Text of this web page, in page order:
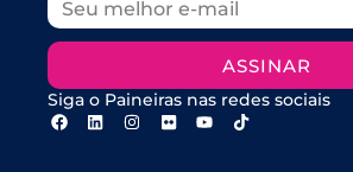
ASSINAR
Siga o Paineiras nas redes sociais